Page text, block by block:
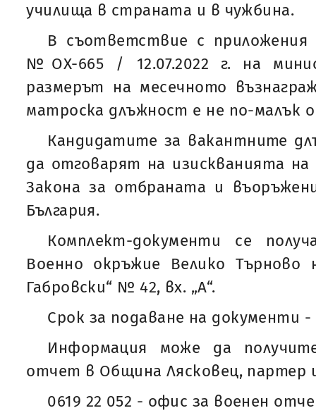
училища в страната и в чужбина.
В съответствие с
№ОХ-665 / 12.07.2022 г. на
размерът на месечното
матроска длъжност е не по-малък
Кандидатите за вакантните
да отговарят на изискванията на
Закона за отбраната и
България.
Комплект-документи се
Военно окръжие Велико Търново
Габровски“ № 42, вх. „А“.
Срок за подаване на документи -
Информация може да
отчет в Община Лясковец, партер
0619 22 052 - офис за военен